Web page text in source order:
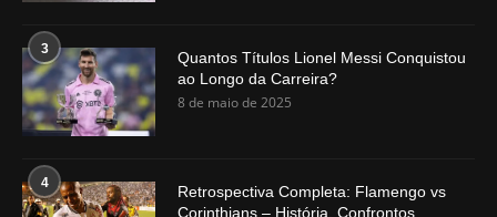
3
Quantos Títulos Lionel Messi Conquistou
ao Longo da Carreira?
8 de maio de 2025
4
Retrospectiva Completa: Flamengo vs
Corinthians – História, Confrontos